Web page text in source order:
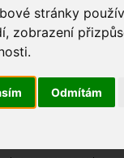
stránky
zobrazení
Odmítám
09. 01. 2026